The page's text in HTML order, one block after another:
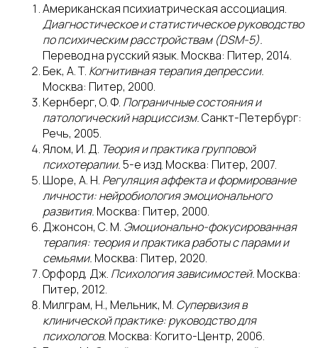
Американская психиатрическая ассоциация.
Диагностическое и статистическое руководство
по психическим расстройствам (DSM-5).
Перевод на русский язык. Москва: Питер, 2014.
Бек, А. Т. Когнитивная терапия депрессии.
Москва: Питер, 2000.
Кернберг, О. Ф. Пограничные состояния и
патологический нарциссизм.Санкт-Петербург:
Речь, 2005.
Ялом, И. Д. Теория и практика групповой
психотерапии.5-е изд. Москва: Питер, 2007.
Шоре, А. Н. Регуляция аффекта и формирование
личности: нейробиология эмоционального
развития. Москва: Питер, 2000.
Джонсон, С. М. Эмоционально-фокусированная
терапия: теория и практика работы с парами и
семьями. Москва: Питер, 2020.
Орфорд, Дж. Психология зависимостей. Москва:
Питер, 2012.
Милграм, Н., Мельник, М. Супервизия в
клинической практике: руководство для
психологов. Москва: Когито-Центр, 2006.